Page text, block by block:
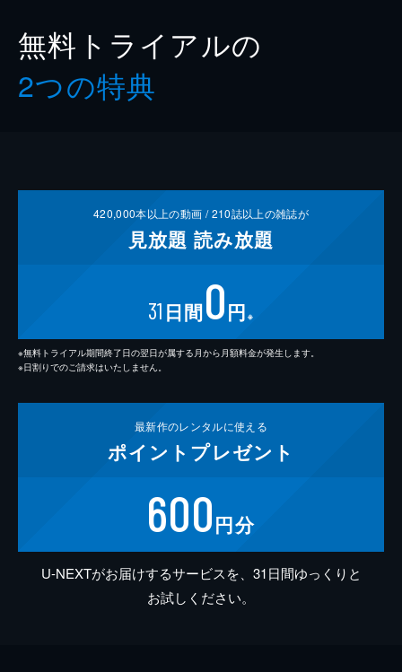
無料トライアルの
2つの特典
420,000本以上の動画 /210誌以上の雑誌が
見放題 読み放題
31 日間0円 ※
※無料トライアル期間終了日の翌日が属する月から月額料金が発生します。
※日割りでのご請求はいたしません。
最新作のレンタルに使える
ポイント プレゼント
600円分
U-NEXTがお届けするサービスを、31日間ゆっくりと
お試しください。